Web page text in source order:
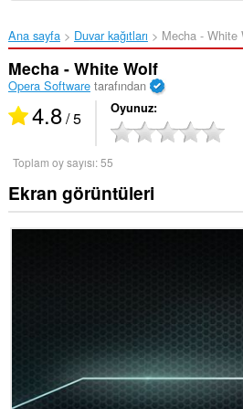
Ana sayfa Duvar kağıtları Mecha - White
Mecha - White Wolf
Opera Softwaretarafından
4.8/ 5 Oyunuz
Toplam oy sayısı:55
Ekran görüntüleri